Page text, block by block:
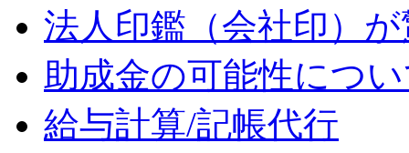
法人印鑑（会社印）
助成金の可能性につ
給与計算/記帳代行